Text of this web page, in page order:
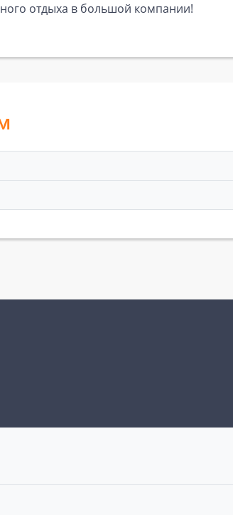
отдыха в большой компании!